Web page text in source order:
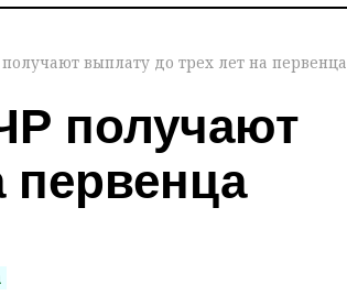
выплату до трех лет на первенца
получают
первенца